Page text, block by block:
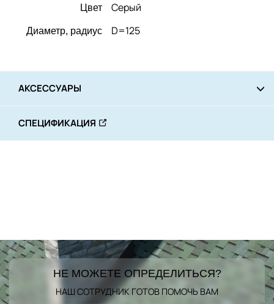
Цвет Серый
Диаметр, радиус D=125
АКСЕССУАРЫ
СПЕЦИФИКАЦИЯ
НЕ МОЖЕТЕ ОПРЕДЕЛИТЬСЯ?
НАШ СОТРУДНИК ГОТОВ ПОМОЧЬ ВАМ